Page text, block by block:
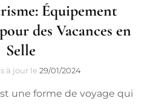
Équipement
des Vacances en
Selle
à jour le 29/01/2024
une forme de voyage qui